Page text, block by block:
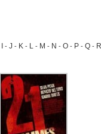
- J - K - L - M - N - O - P - Q - R